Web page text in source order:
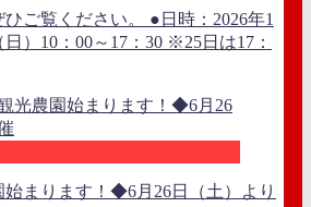
ご覧ください。 ●日時：2026年1
）10：00～17：30 ※25日は17：
まります！◆6月26日（土）より